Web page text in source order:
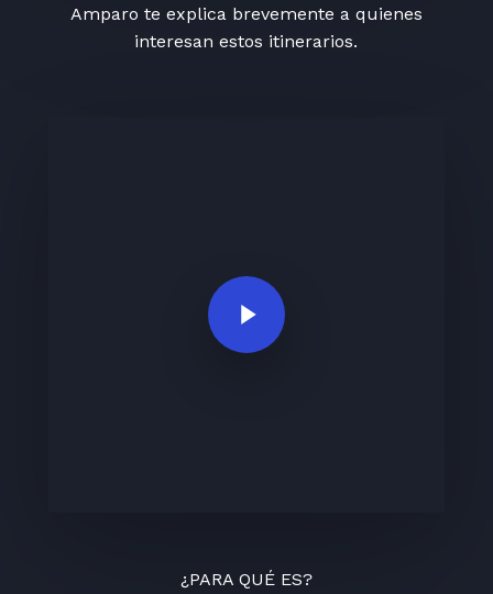
Amparo te explica brevemente a quienes
interesan estos itinerarios.
Play Video
¿PARA QUÉ ES?